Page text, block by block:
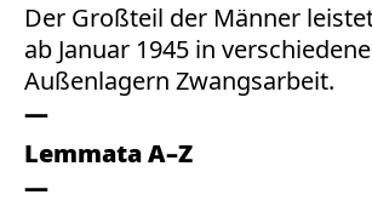
Der Großteil der Männer
ab Januar 1945 in
Außenlagern Zwangsarbeit.
Lemmata A–Z